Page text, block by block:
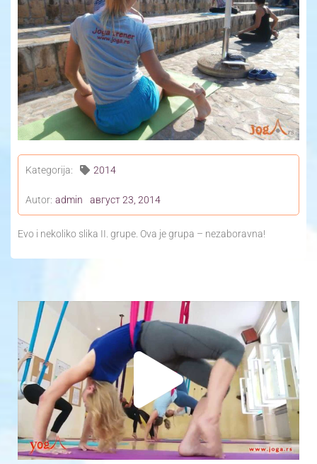
Yoga Travel
Blog
Joga
Kontakt
Kategorija: 2014
Autor: admin август 23, 2014
Evo i nekoliko slika II. grupe. Ova je grupa – nezaboravna!